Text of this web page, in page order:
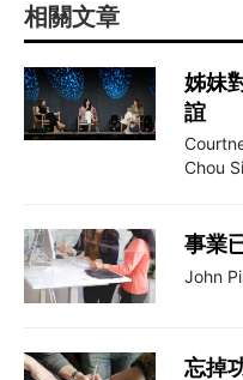
相關文章
姊妹
誼
Chou
事業
John
忘掉